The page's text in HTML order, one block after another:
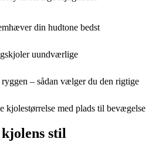
din hudtone bedst
uundværlige
– sådan vælger du den rigtige
kjolestørrelse med plads til bevægelse
stil